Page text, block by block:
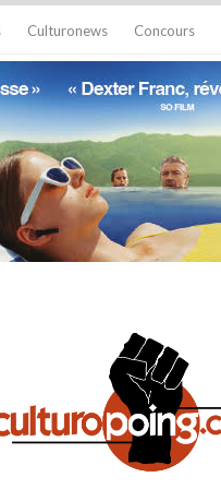
Culturonews Concours